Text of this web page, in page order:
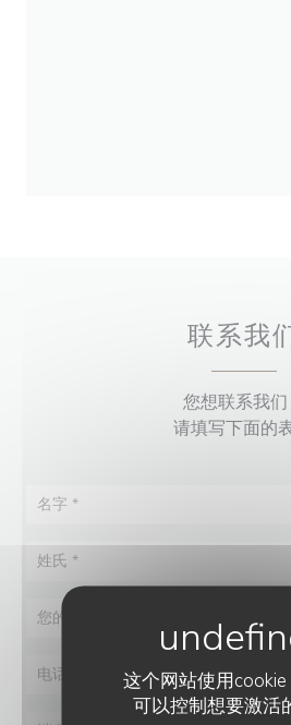
这个网站使用
可以控制想要激活
联系我
您想联系我们
请填写下面的